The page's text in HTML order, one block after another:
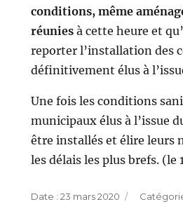
conditions, même
réuniesà cette heure et
reporter l’installation des
définitivement élus à
Une fois les conditions
municipaux élus à l’issue
être installés et élire leurs
les délais les plus brefs. (le
Publié
23 mars 2020